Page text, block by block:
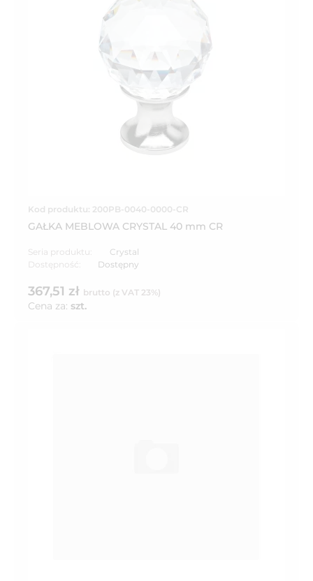
Kod produktu: 200PB-0040-0000-CR
GAŁKA MEBLOWA CRYSTAL 40 mm CR
Seria produktu:
Crystal
Dostępność:
Dostępny
367,51 zł brutto (z VAT 23%)
Cena za: szt.